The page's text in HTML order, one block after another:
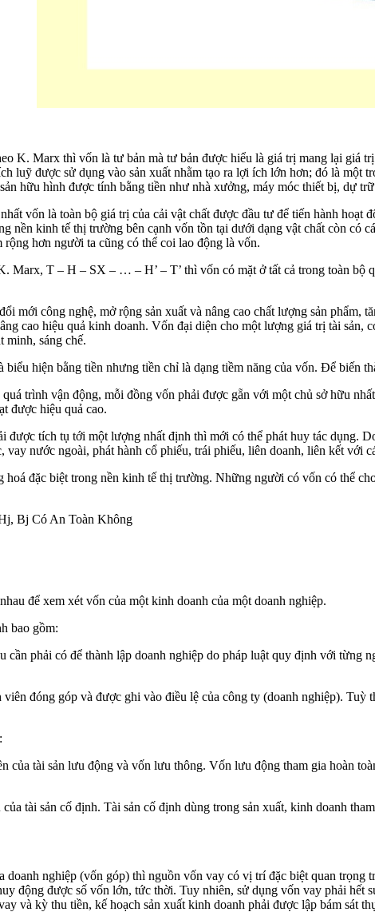
K. Marx thì vốn là tư bản mà tư bản được hiểu là giá trị mang lại
luỹ được sử dụng vào sản xuất nhằm tạo ra lợi ích lớn hơn; đó là một
hữu hình được tính bằng tiền như nhà xưởng, máy móc thiết bị, dự
vốn là toàn bộ giá trị của cải vật chất được đầu tư để tiến hành
nền kinh tế thị trường bên cạnh vốn tồn tại dưới dạng vật chất còn có
hơn người ta cũng có thể coi lao động là vốn.
Marx, T – H – SX – … – H’ – T’ thì vốn có mặt ở tất cả trong toàn bộ
mới công nghệ, mở rộng sản xuất và nâng cao chất lượng sản
cao hiệu quả kinh doanh. Vốn đại diện cho một lượng giá trị tài
minh, sáng chế.
hiện bằng tiền nhưng tiền chỉ là dạng tiềm năng của vốn. Để biến
trình vận động, mỗi đồng vốn phải được gẵn với một chủ sở hữu
được hiệu quả cao.
được tích tụ tới một lượng nhất định thì mới có thể phát huy tác dụng.
nước ngoài, phát hành cổ phiếu, trái phiếu, liên doanh, liên kết với
hoá đặc biệt trong nền kinh tế thị trường. Những người có vốn có thể
Bj Có An Toàn Không
để xem xét vốn của một kinh doanh của một doanh nghiệp.
bao gồm:
phải có để thành lập doanh nghiệp do pháp luật quy định với
đóng góp và được ghi vào điều lệ của công ty (doanh nghiệp).
của tài sản lưu động và vốn lưu thông. Vốn lưu động tham gia hoàn
tài sản cố định. Tài sản cố định dùng trong sản xuất, kinh doanh
nghiệp (vốn góp) thì nguồn vốn vay có vị trí đặc biệt quan trọng
động được số vốn lớn, tức thời. Tuy nhiên, sử dụng vốn vay phải
và kỳ thu tiền, kế hoạch sản xuất kinh doanh phải được lập bám sát